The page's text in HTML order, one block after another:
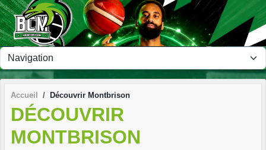
Accueil Découvrir Montbrison
DÉCOUVRIR
MONTBRISON
Panneau de gestion des cookies